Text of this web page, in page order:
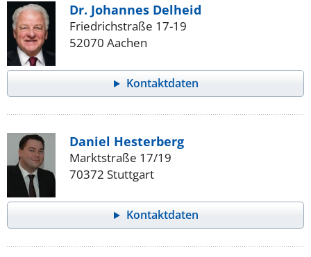
Dr. Johannes Delheid
Friedrichstraße 17-19
52070 Aachen
Kontaktdaten
Daniel Hesterberg
Marktstraße 17/19
70372 Stuttgart
Kontaktdaten